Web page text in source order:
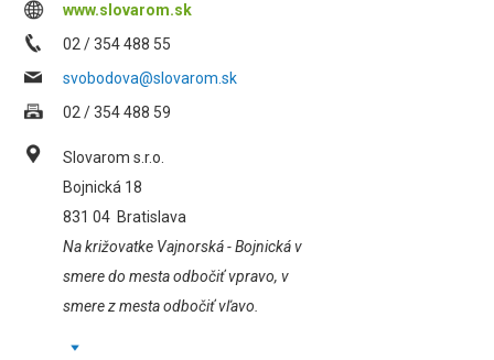
www.slovarom.sk
02 / 354 488 55
svobodova@slovarom.sk
02 / 354 488 59
Slovarom s.r.o.
Bojnická 18
831 04 Bratislava
Na križovatke Vajnorská - Bojnická v
smere do mesta odbočiť vpravo, v
smere z mesta odbočiť vľavo.